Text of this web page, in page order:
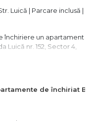
de închiriat
Luică | Parcare inclusă |
închiriere un apartament
Luică nr. 152, Sector 4,
de loc de parcare